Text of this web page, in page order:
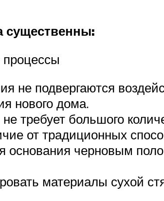
существенны:
процессы
не подвергаются
нового дома.
требует большого
от традиционных
основания черновым
материалы сухой